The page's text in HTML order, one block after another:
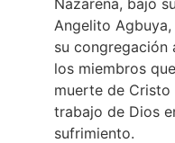
Angelito
su congregación
los miembros
muerte de
trabajo de Dios
sufrimiento.